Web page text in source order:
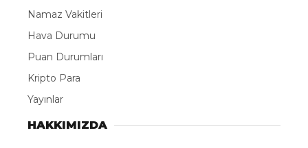
Namaz Vakitleri
Hava Durumu
Puan Durumları
Kripto Para
Yayınlar
HAKKIMIZDA